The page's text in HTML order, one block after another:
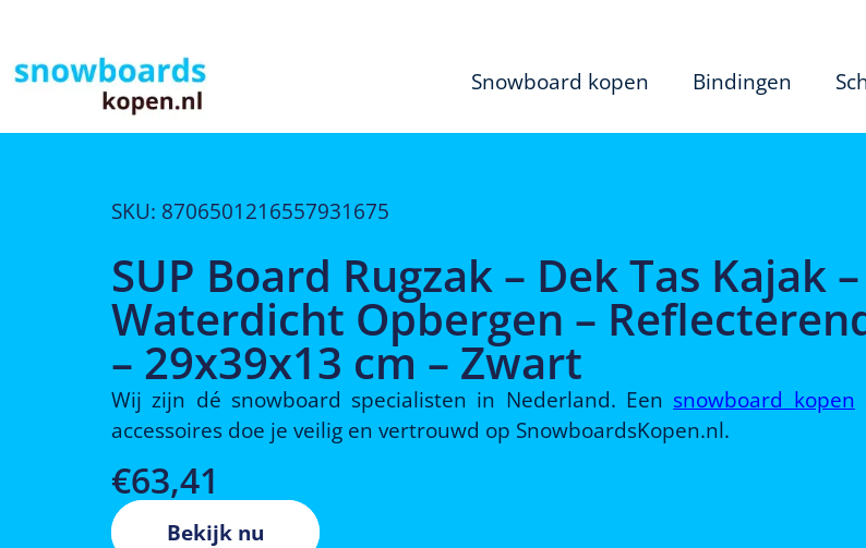
Snowboard kopen Bindingen
SKU: 8706501216557931675
SUP Board Rugzak – Dek Tas Kajak –
Waterdicht Opbergen –
– 29x39x13 cm – Zwart
Wij zijn dé snowboard specialisten in Nederland. Een snowboard kopen
accessoires doe je veilig en vertrouwd op SnowboardsKopen.nl.
€63,41
Bekijk nu